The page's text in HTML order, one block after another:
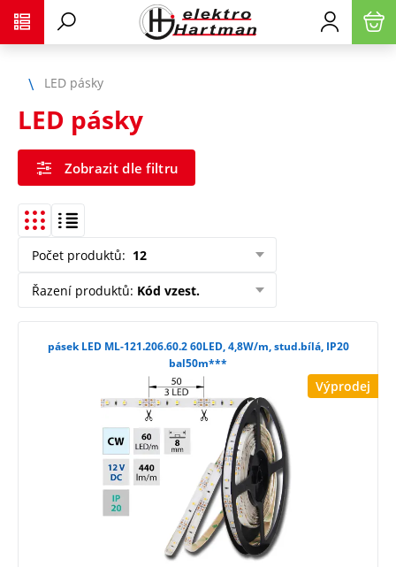
LED pásky
LED pásky
Zobrazit dle filtru
Počet produktů: 12
Řazení produktů: Kód vzest.
Výprodej
pásek LED ML-121.206.60.2 60LED, 4,8W/m, stud.bílá, IP20
bal50m***